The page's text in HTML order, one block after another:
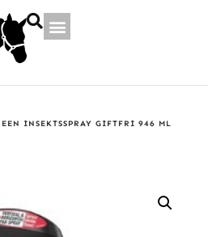
INSEKTSSPRAY GIFTFRI 946 ML